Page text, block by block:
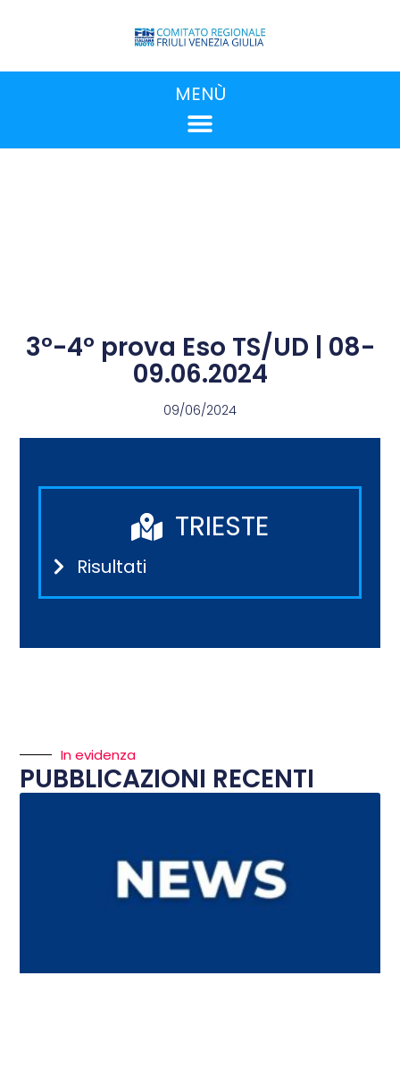
MENÙ
3°-4° prova Eso TS/UD | 08-
09.06.2024
09/06/2024
TRIESTE
Risultati
In evidenza
PUBBLICAZIONI RECENTI